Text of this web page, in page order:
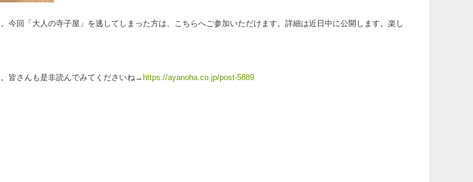
今回「大人の寺子屋」を逃してしまった方は、こちらへご参加いただけます。詳細は近日中に公開します。楽し
皆さんも是非読んでみてくださいね→ https://ayanoha.co.jp/post-5889